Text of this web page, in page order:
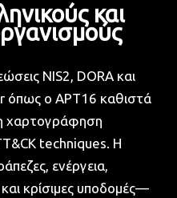
και
NIS2, DORA και
όπως ο APT16 καθιστά
χαρτογράφηση
techniques. Η
ενέργεια,
και κρίσιμες υποδομές—